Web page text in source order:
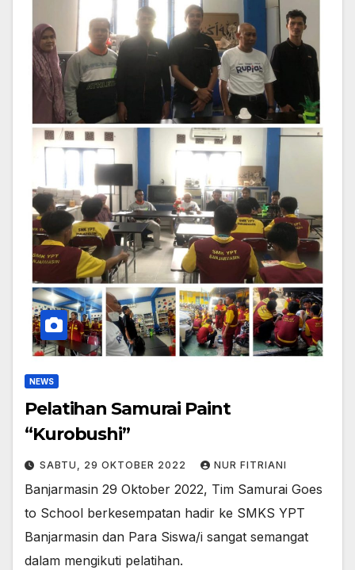
NEWS
Pelatihan Samurai Paint
“Kurobushi”
SABTU, 29 OKTOBER 2022 NUR FITRIANI
Banjarmasin 29 Oktober 2022, Tim Samurai Goes
to School berkesempatan hadir ke SMKS YPT
Banjarmasin dan Para Siswa/i sangat semangat
dalam mengikuti pelatihan.